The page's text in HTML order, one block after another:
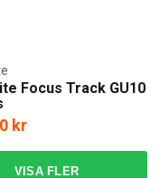
Focus Track GU10
kr